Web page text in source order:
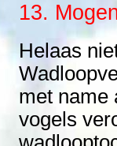
13.
Helaas
met name
vogels